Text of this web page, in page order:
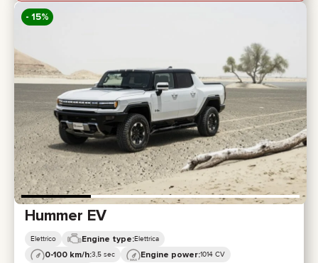
- 15%
Hummer EV
Elettrico Engine type:Elettrica
0-100 km/h:3,5 sec Engine power:1014 CV